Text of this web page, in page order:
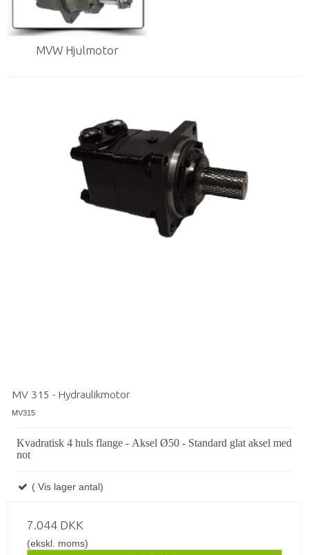
MVW Hjulmotor
MV 315 - Hydraulikmotor
MV315
Kvadratisk 4 huls flange - Aksel Ø50 - Standard glat aksel med
not
( Vis lager antal)
7.044 DKK
(ekskl. moms)